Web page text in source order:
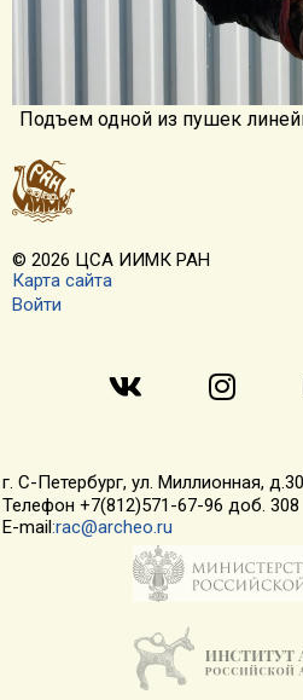
Подъем одной из пушек
© 2026 ЦСА ИИМК РАН
Карта сайта
Войти
г. С-Петербург, ул. Миллионная, д.30
Телефон +7(812)571-67-96 доб. 308
E-mail:rac@archeo.ru